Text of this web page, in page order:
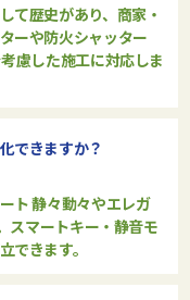
て歴史があり、商家・
ーや防火シャッター
慮した施工に対応しま
できますか？
ト 静々動々やエレガ
スマートキー・静音モ
できます。